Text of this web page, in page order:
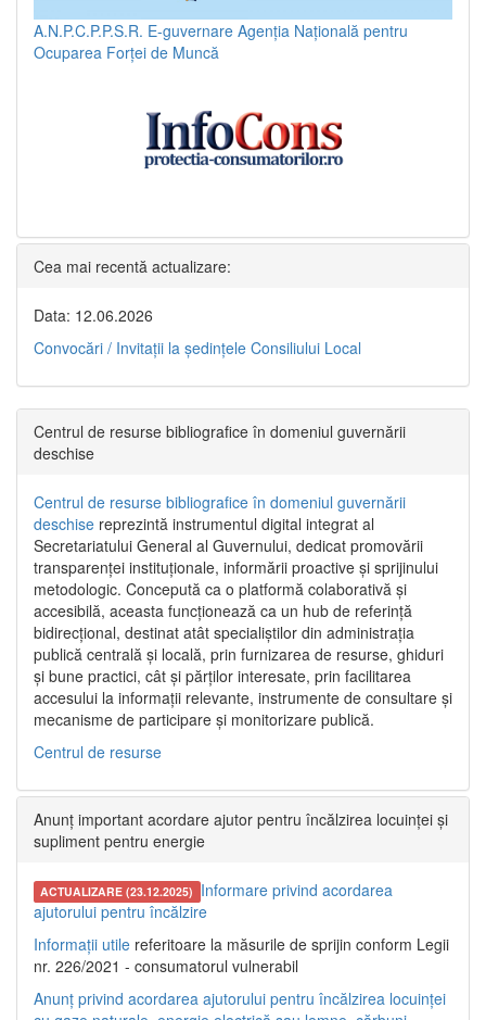
A.N.P.C.P.P.S.R. E-guvernare Agenția Națională pentru
Ocuparea Forței de Muncă
Cea mai recentă actualizare:
Data: 12.06.2026
Convocări / Invitaţii la şedinţele Consiliului Local
Centrul de resurse bibliografice în domeniul guvernării
deschise
Centrul de resurse bibliografice în domeniul guvernării
deschise reprezintă instrumentul digital integrat al
Secretariatului General al Guvernului, dedicat promovării
transparenței instituționale, informării proactive și sprijinului
metodologic. Concepută ca o platformă colaborativă și
accesibilă, aceasta funcționează ca un hub de referință
bidirecțional, destinat atât specialiștilor din administrația
publică centrală și locală, prin furnizarea de resurse, ghiduri
și bune practici, cât și părților interesate, prin facilitarea
accesului la informații relevante, instrumente de consultare și
mecanisme de participare și monitorizare publică.
Centrul de resurse
Anunț important acordare ajutor pentru încălzirea locuinței și
supliment pentru energie
ACTUALIZARE (23.12.2025) Informare privind acordarea
ajutorului pentru încălzire
Informații utile referitoare la măsurile de sprijin conform Legii
nr. 226/2021 - consumatorul vulnerabil
Anunț privind acordarea ajutorului pentru încălzirea locuinței